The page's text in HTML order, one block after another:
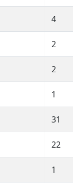
4
2
2
1
31
22
1